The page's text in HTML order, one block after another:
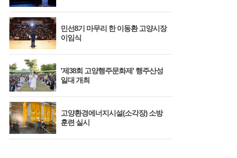
민선8기 마무리 한 이동환 고양시장
이임식
'제38회 고양행주문화제' 행주산성
일대 개최
고양환경에너지시설(소각장) 소방
훈련 실시